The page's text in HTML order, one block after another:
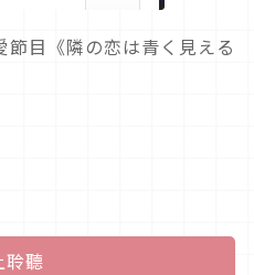
目《隣の恋は青く見える
聆聽